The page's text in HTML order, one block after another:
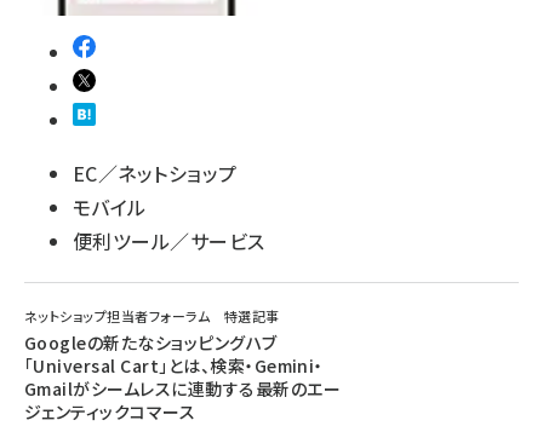
EC／ネットショップ
モバイル
便利ツール／サービス
ネットショップ担当者フォーラム 特選記事
Googleの新たなショッピングハブ
「Universal Cart」とは、検索・Gemini・
Gmailがシームレスに連動する最新のエー
ジェンティックコマース